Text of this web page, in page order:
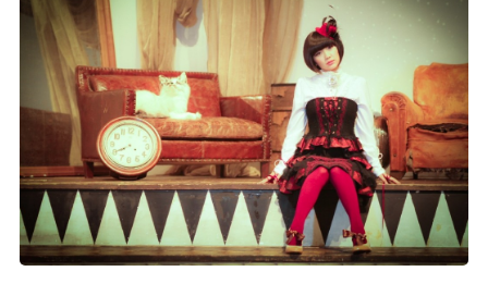
#ヒップホップ #男性シンガーグループ #R&B/ソウル
会社概要
お問い合わせ
記事リクエスト
ログイン
LINK
muevoクラウドファンディング